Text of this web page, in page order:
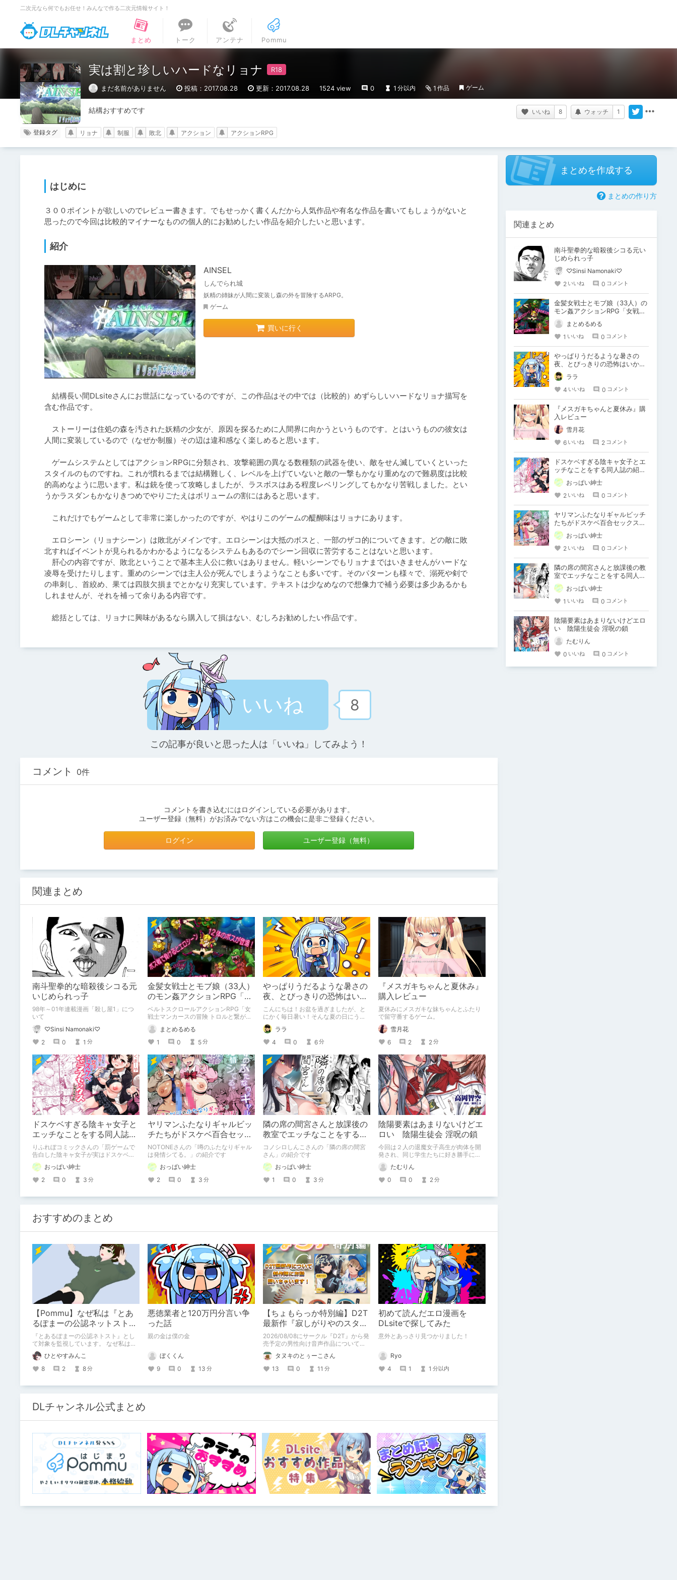
二次元なら何でもお任せ！みんなで作る二次元情報サイト！
DLチャンネル
まとめ
トーク アンテナ Pommu
実は割と珍しいハードなリョナ
まだ名前がありません 投稿：2017.08.28 更新：2017.08.28 1524 view 0 1 分以内 1 作品 ゲーム
結構おすすめです いいね 8 ウォッチ 1
登録タグ リョナ 制服 敗北 アクション アクションRPG
はじめに
３００ポイントが欲しいのでレビュー書きます。でもせっかく書くんだから人気作品や有名な作品を書いてもしょうがないと
思ったので今回は比較的マイナーなものの個人的にお勧めしたい作品を紹介したいと思います。
紹介
AINSEL
しんでられ城
妖精の姉妹が人間に変装し森の外を冒険するARPG。
ゲーム
買いに行く
結構長い間DLsiteさんにお世話になっているのですが、この作品はその中では（比較的）めずらしいハードなリョナ描写を
含む作品です。
ストーリーは住処の森を汚された妖精の少女が、原因を探るために人間界に向かうというものです。とはいうものの彼女は
人間に変装しているので（なぜか制服）その辺は違和感なく楽しめると思います。
ゲームシステムとしてはアクションRPGに分類され、攻撃範囲の異なる数種類の武器を使い、敵をせん滅していくといった
スタイルのものですね。これが慣れるまでは結構難しく、レベルを上げていないと敵の一撃もかなり重めなので難易度は比較
的高めなように思います。私は銃を使って攻略しましたが、ラスボスはある程度レベリングしてもかなり苦戦しました。とい
うかラスダンもかなりきつめでやりごたえはボリュームの割にはあると思います。
これだけでもゲームとして非常に楽しかったのですが、やはりこのゲームの醍醐味はリョナにあります。
エロシーン（リョナシーン）は敗北がメインです。エロシーンは大抵のボスと、一部のザコ的についてきます。どの敵に敗
北すればイベントが見られるかわかるようになるシステムもあるのでシーン回収に苦労することはないと思います。
肝心の内容ですが、敗北ということで基本主人公に救いはありません。軽いシーンでもリョナまではいきませんがハードな
凌辱を受けたりします。重めのシーンでは主人公が死んでしまうようなことも多いです。そのパターンも様々で、溺死や剣で
の串刺し、首絞め、果ては四肢欠損までとかなり充実しています。テキストは少なめなので想像力で補う必要は多少あるかも
しれませんが、それを補って余りある内容です。
総括としては、リョナに興味があるなら購入して損はない、むしろお勧めしたい作品です。
いいね 8
この記事が良いと思った人は「いいね」してみよう！
コメント 0件
コメントを書き込むにはログインしている必要があります。
ユーザー登録（無料）がお済みでない方はこの機会に是非ご登録ください。
ログイン ユーザー登録（無料）
関連まとめ
南斗聖拳的な暗殺後シコる元
いじめられっ子
98年～01年連載漫画「殺し屋1」につ
いて
♡Sinsi Namonaki♡
2
0 1 分
金髪女戦士とモブ娘（33人）
のモン姦アクションRPG「女
戦士マンカースの冒険 トロル
と繋がれし姫君」
ベルトスクロールアクションRPG「女
戦士マンカースの冒険 トロルと繋がれ
し姫君」の紹介です。
まとめるめる
1
0 5分
やっぱりうだるような暑さの
夜、とびっきりの恐怖はいか
が？『エログロス』vol.3レビ
ュー
こんにちは！お盆を過ぎましたが、と
にかく毎日暑い！そんな夏の日にうっ
てつけのゾワゾワ感、体験してみませ
んか？前回、前々回と続きまして、リ
ョナ好きにとっては舌なめずりするほ
どの珠玉のアンソロジー『エログロ
ス』のvol.3についてご紹介していきた
いと思います。
ララ
4
0 6分
『メスガキちゃんと夏休み』
購入レビュー
夏休みにメスガキな妹ちゃんとふたり
で留守番するゲーム。
雪月花
6
2 2分
ドスケベすぎる陰キャ女子と
エッチなことをする同人誌の
紹介【りふれぼコミック】
りふれぼコミックさんの「罰ゲームで
告白した陰キャ女子が実はドスケベで
いちゃラブセックスしちゃうよ」の紹
介ですおっぱい紳士
2
0 3 分
ヤリマンふたなりギャルビッ
チたちがドスケベ百合セック
スをする同人誌の紹介
【NOTONE】
NOTONEさんの「噂のふたなりギャル
は発情シてる。」の紹介です
おっぱい紳士
2
0 3 分
隣の席の間宮さんと放課後の
教室でエッチなことをする同
人誌の紹介【コノシロしん
こ】
コノシロしんこさんの「隣の席の間宮
さん」の紹介です
おっぱい紳士
1
0 3 分
陰陽要素はあまりないけどエ
ロい 陰陽生徒会 淫呪の鎖
今回は２人の退魔女子高生が肉体を開
発され、同じ学生たちに好き勝手に弄
たむりん
0
0 2分
おすすめのまとめ
【Pommu】なぜ私は『とあ
るぽまーの公認ネットストー
カー』になったのか【出会い
編】
『とあるぽまーの公認ネトスト』とし
て対象を監視しています。 なぜ私はこ
のような行動をとるに至ったのか。こ
れまでのあゆみを振り返ります。
ひとやすみんこ
8
2 8分
悪徳業者と120万円分言い争
った話
親の金は僕の金
ぼくくん
9
0 13 分
【ちょもらっか特別編】D2T
最新作『寂しがりやのスター
ダストと触れあって』制作陣
にインタビュー！🎤
2026/08/08にサークル『D2T』から発
売予定の男性向け音声作品について逆
神ラニさんと不束こけしさんにお話聞
いちゃいました！夏コミに関する告知
もあります！
タヌキのとぅーこさん
13
0 11 分
初めて読んだエロ漫画を
DLsiteで探してみた
意外とあっさり見つかりました！
Ryo
4
1 1 分以内
DLチャンネル公式まとめ
まとめを作成する
まとめの作り方
関連まとめ
南斗聖拳的な暗殺後シコる元い
じめられっ子
♡Sinsi Namonaki♡
2 いいね 0 コメント
金髪女戦士とモブ娘（33人）の
モン姦アクションRPG「女戦士
マンカースの冒険 トロルと繋が
れし姫君」
まとめるめる
1 いいね 0 コメント
やっぱりうだるような暑さの
夜、とびっきりの恐怖はいか
が？『エログロス』vol.3レビュ
ー
ララ
4 いいね 0 コメント
『メスガキちゃんと夏休み』購
入レビュー
雪月花
6 いいね 2 コメント
ドスケベすぎる陰キャ女子とエ
ッチなことをする同人誌の紹介
【りふれぼコミック】
おっぱい紳士
2 いいね 0 コメント
ヤリマンふたなりギャルビッチ
たちがドスケベ百合セックスを
する同人誌の紹介【NOTONE】
おっぱい紳士
2 いいね 0 コメント
隣の席の間宮さんと放課後の教
室でエッチなことをする同人誌
の紹介【コノシロしんこ】
おっぱい紳士
1 いいね 0 コメント
陰陽要素はあまりないけどエロ
い 陰陽生徒会 淫呪の鎖
たむりん
0 いいね 0 コメント